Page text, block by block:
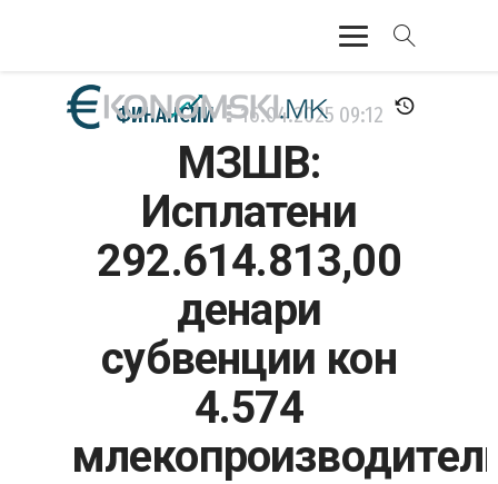
АКТУЕЛНО
ФИНАНСИИ
БАНКАРСТВО
МОЗАИК
ФИНАНСИИ 16.04.2025 09:12
МЗШВ:
Исплатени
292.614.813,00
денари
субвенции кон
4.574